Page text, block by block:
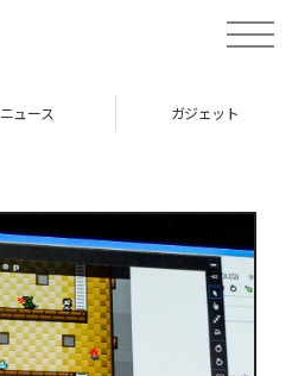
toggle
ニュース ガジェット